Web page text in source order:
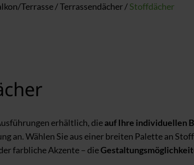
Terrasse/Terrassendächer/Stoffdächer
erhältlich, dieauf Ihre individuellen
an. Wählen Sie aus einer breiten Palette an
farbliche Akzente – die